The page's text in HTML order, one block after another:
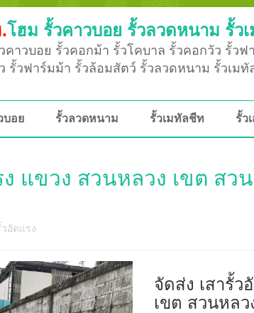
โฮม รั้วคาวบอย รั้วลวดหนาม รั้ว
คาวบอย รั้วคอกม้า รั้วโคบาล รั้วคอกวัว รั้ว
รั้วฟาร์มม้า รั้วล้อมสัตว์ รั้วลวดหนาม รั้วเมทั
บอย รั้วลวดหนาม รั้วเมทัลชีท รั้ว
ง แขวง สวนหลวง เขต สว
วอัดแรง
จัดส่ง เสารั้ว
เขต สวนหล